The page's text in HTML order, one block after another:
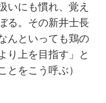
いにも慣れ、覚え
る。その新井士長
んといっても鶏の
り上を目指す」と
とをこう呼ぶ）